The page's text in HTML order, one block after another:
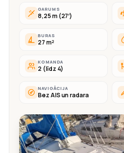
GARUMS
8,25 m (27′)
BURAS
27 m²
KOMANDA
2 (līdz 4)
NAVIGĀCIJA
Bez AIS un radara